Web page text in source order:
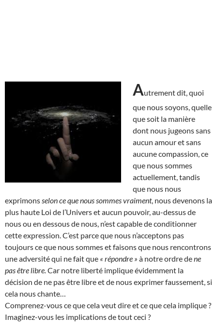
Autrement dit, quoi
que nous soyons, quelle
que soit la manière
dont nous jugeons sans
aucun amour et sans
aucune compassion, ce
que nous sommes
actuellement, tandis
que nous nous
exprimons selon ce que nous sommes vraiment, nous devenons la
plus haute Loi de l’Univers et aucun pouvoir, au-dessus de
nous ou en dessous de nous, n’est capable de conditionner
cette expression. C’est parce que nous n’acceptons pas
toujours ce que nous sommes et faisons que nous rencontrons
une adversité qui ne fait que « répondre » à notre ordre dene
pas être libre. Car notre liberté implique évidemment la
décision de ne pas être libre et de nous exprimer faussement, si
cela nous chante…
Comprenez-vous ce que cela veut dire et ce que cela implique ?
Imaginez-vous les implications de tout ceci ?